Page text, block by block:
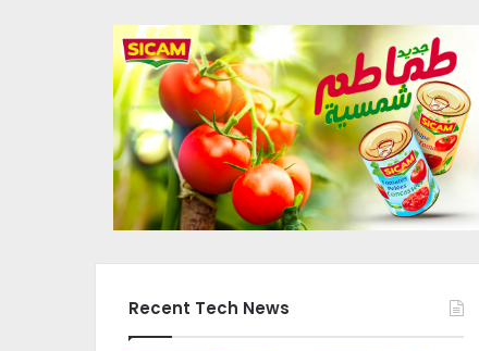
Recent Tech News